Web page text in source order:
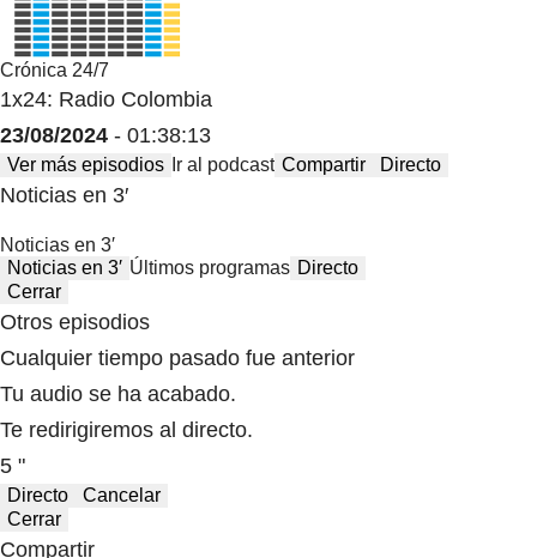
Crónica 24/7
1x24: Radio Colombia
23/08/2024 - 01:38:13
Ver más episodios Ir al podcast Compartir Directo
Noticias en 3′
Noticias en 3′
Noticias en 3′ Últimos programas Directo
Cerrar
Otros episodios
Cualquier tiempo pasado fue anterior
Tu audio se ha acabado.
Te redirigiremos al directo.
5 "
Directo
Cancelar
Cerrar
Compartir